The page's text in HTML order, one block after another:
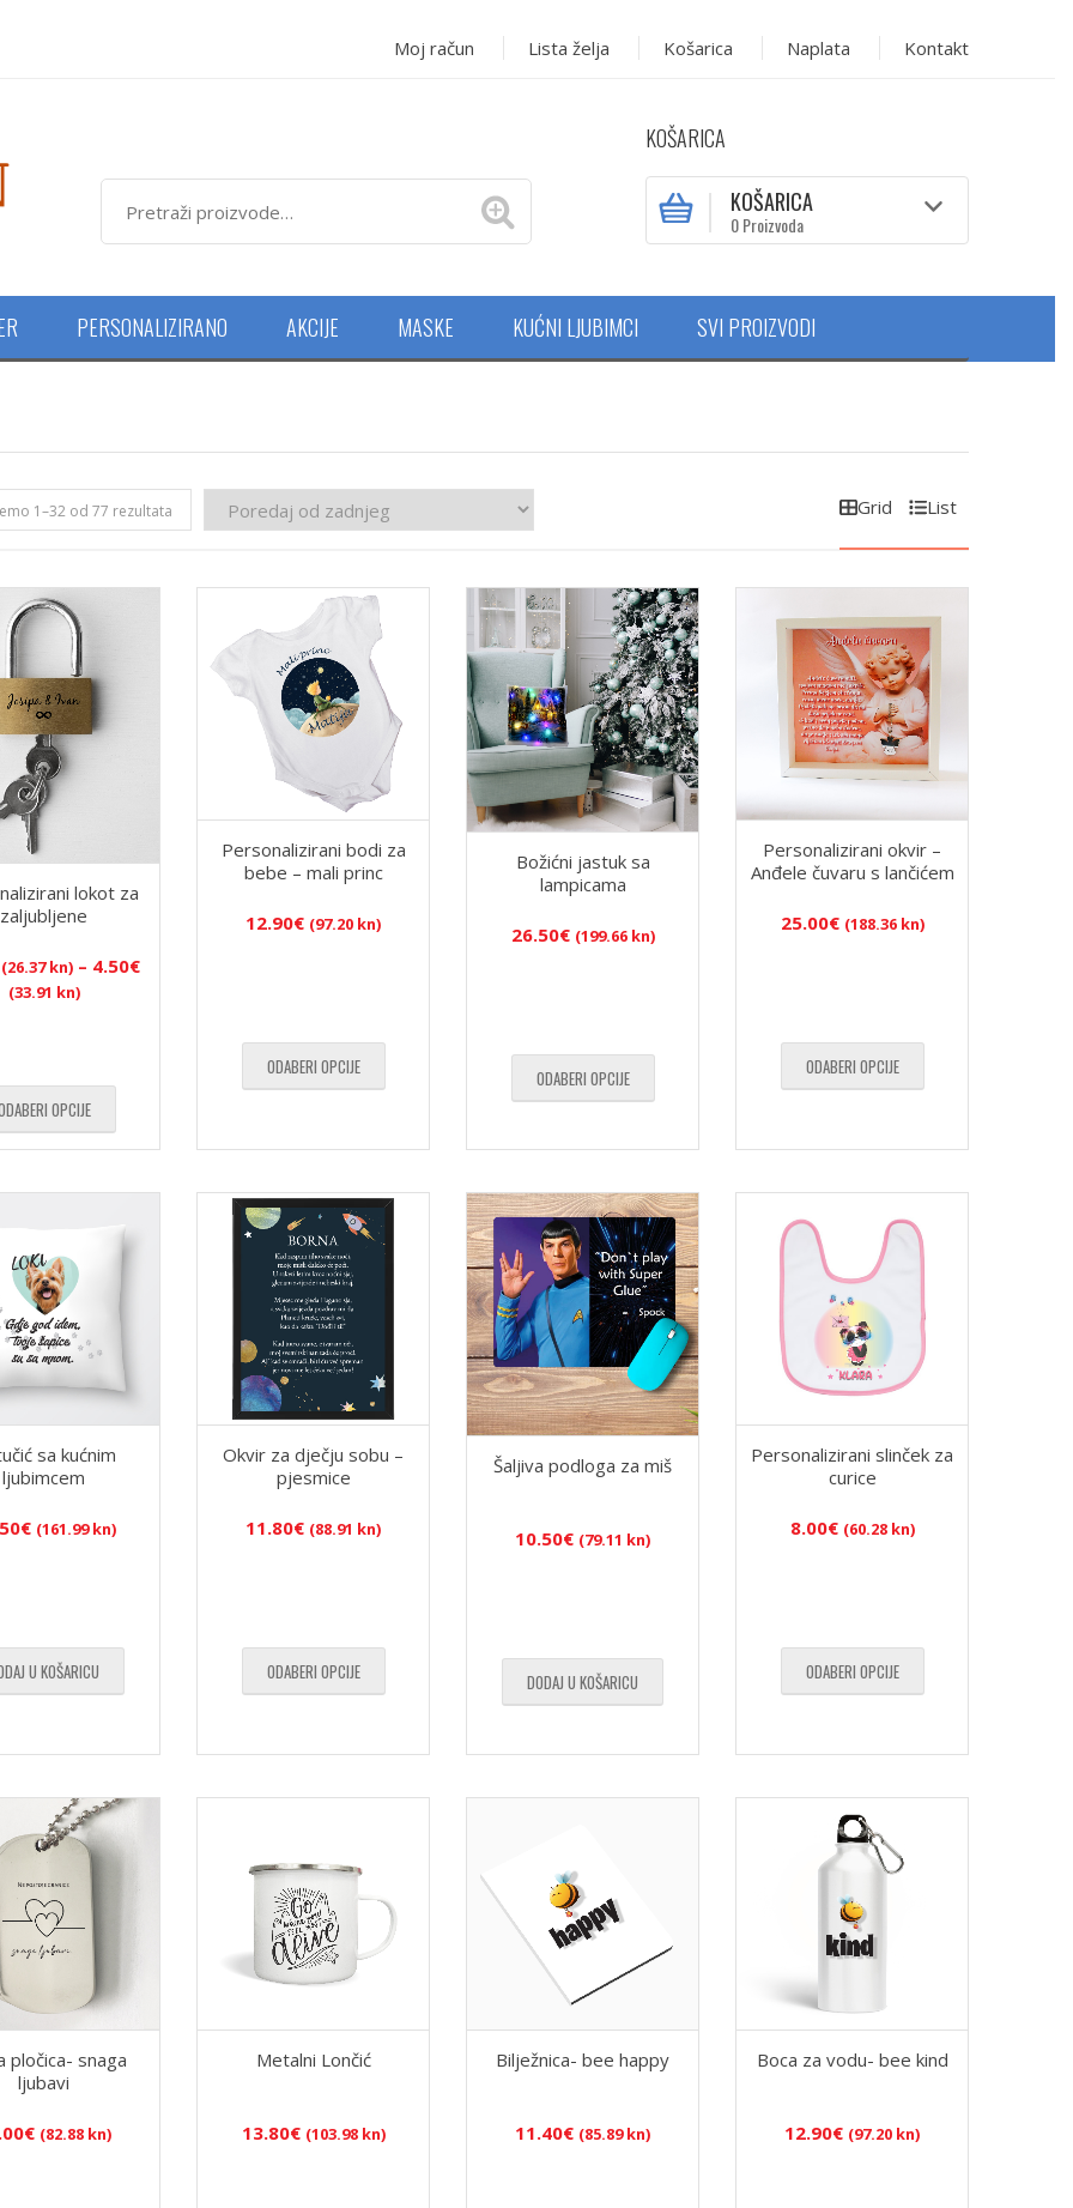
Moj račun Lista želja Košarica Naplata Kontakt
KOŠARICA
KOŠARICA
0 Proizvoda
PERSONALIZIRANO AKCIJE MASKE KUĆNI LJUBIMCI SVI PROIZVODI
Grid List
1–32 od 77 rezultata Poredano
najnovijem
lokot za
zaljubljene
(26.37 kn) – 4.50€
(33.91 kn)Raspon
(26.37
kn)
do
4.50€
OPCIJE
Personalizirani bodi za
bebe – mali princ
12.90€ (97.20 kn)
ODABERI OPCIJE
Božićni jastuk sa
lampicama
26.50€ (199.66 kn)
ODABERI OPCIJE
Personalizirani okvir –
Anđele čuvaru s lančićem
25.00€ (188.36 kn)
ODABERI OPCIJE
sa kućnim
ljubimcem
€ (161.99 kn)
U KOŠARICU
Okvir za dječju sobu –
pjesmice
11.80€ (88.91 kn)
ODABERI OPCIJE
Šaljiva podloga za miš
10.50€ (79.11 kn)
DODAJ U KOŠARICU
Personalizirani slinček za
curice
8.00€ (60.28 kn)
ODABERI OPCIJE
pločica- snaga
ljubavi
€ (82.88 kn)
Metalni Lončić
13.80€ (103.98 kn)
Bilježnica- bee happy
11.40€ (85.89 kn)
Boca za vodu- bee kind
12.90€ (97.20 kn)